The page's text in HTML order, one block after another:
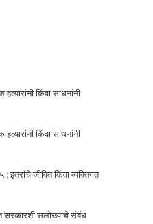
किंवा साधनांनी
किंवा साधनांनी
जीवित किंवा व्यक्तिगत
सलोख्याचे संबंध